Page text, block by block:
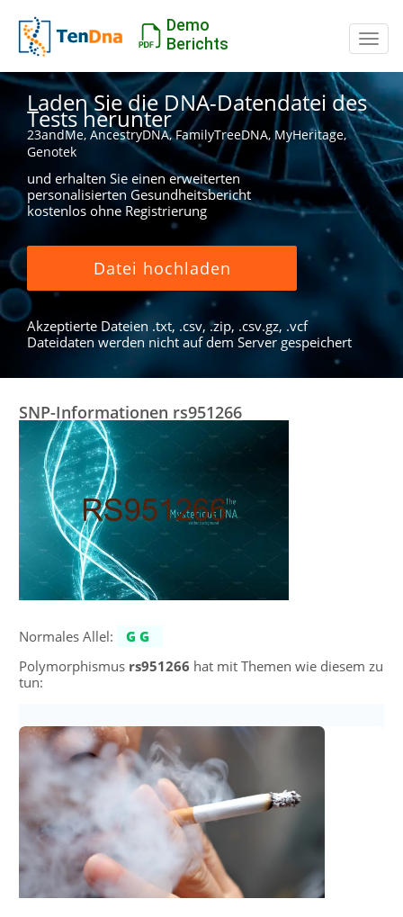
Demo
Berichts
Laden Sie die DNA-Datendatei des
Tests herunter
23andMe, AncestryDNA, FamilyTreeDNA, MyHeritage,
Genotek
und erhalten Sie einen erweiterten
personalisierten Gesundheitsbericht
kostenlos ohne Registrierung
Datei hochladen
Akzeptierte Dateien .txt, .csv, .zip, .csv.gz, .vcf
Dateidaten werden nicht auf dem Server gespeichert
SNP-Informationen rs951266
Normales Allel:
GG
Polymorphismus rs951266 hat mit Themen wie diesem zu
tun: